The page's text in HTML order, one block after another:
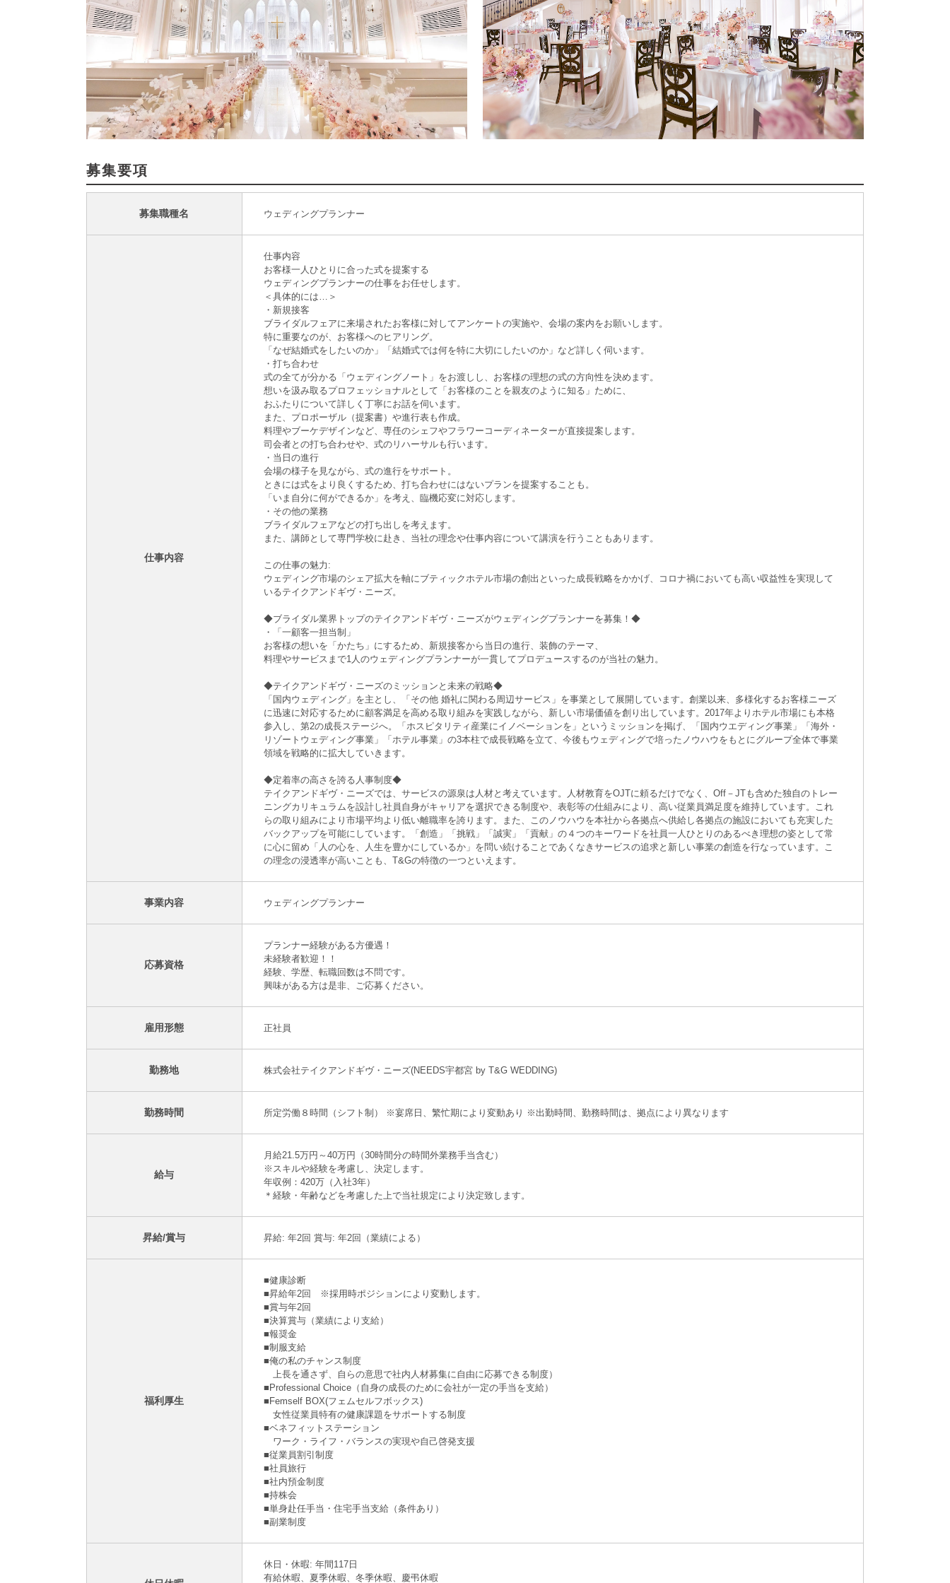
募集要項
募集職種名 ウェディングプランナー
仕事内容
仕事内容
お客様一人ひとりに合った式を提案する
ウェディングプランナーの仕事をお任せします。
＜具体的には…＞
・新規接客
ブライダルフェアに来場されたお客様に対してアンケートの実施や、会場の案内をお願いします。
特に重要なのが、お客様へのヒアリング。
「なぜ結婚式をしたいのか」「結婚式では何を特に大切にしたいのか」など詳しく伺います。
・打ち合わせ
式の全てが分かる「ウェディングノート」をお渡しし、お客様の理想の式の方向性を決めます。
想いを汲み取るプロフェッショナルとして「お客様のことを親友のように知る」ために、
おふたりについて詳しく丁寧にお話を伺います。
また、プロポーザル（提案書）や進行表も作成。
料理やブーケデザインなど、専任のシェフやフラワーコーディネーターが直接提案します。
司会者との打ち合わせや、式のリハーサルも行います。
・当日の進行
会場の様子を見ながら、式の進行をサポート。
ときには式をより良くするため、打ち合わせにはないプランを提案することも。
「いま自分に何ができるか」を考え、臨機応変に対応します。
・その他の業務
ブライダルフェアなどの打ち出しを考えます。
また、講師として専門学校に赴き、当社の理念や仕事内容について講演を行うこともあります。
この仕事の魅力:
ウェディング市場のシェア拡大を軸にブティックホテル市場の創出といった成長戦略をかかげ、コロナ禍においても高い収益性を実現して
いるテイクアンドギヴ・ニーズ。
◆ブライダル業界トップのテイクアンドギヴ・ニーズがウェディングプランナーを募集！◆
・「一顧客一担当制」
お客様の想いを「かたち」にするため、新規接客から当日の進行、装飾のテーマ、
料理やサービスまで1人のウェディングプランナーが一貫してプロデュースするのが当社の魅力。
◆テイクアンドギヴ・ニーズのミッションと未来の戦略◆
「国内ウェディング」を主とし、「その他 婚礼に関わる周辺サービス」を事業として展開しています。創業以来、多様化するお客様ニーズ
に迅速に対応するために顧客満足を高める取り組みを実践しながら、新しい市場価値を創り出しています。2017年よりホテル市場にも本格
参入し、第2の成長ステージへ。「ホスピタリティ産業にイノベーションを」というミッションを掲げ、「国内ウエディング事業」「海外・
リゾートウェディング事業」「ホテル事業」の3本柱で成長戦略を立て、今後もウェディングで培ったノウハウをもとにグループ全体で事業
領域を戦略的に拡大していきます。
◆定着率の高さを誇る人事制度◆
テイクアンドギヴ・ニーズでは、サービスの源泉は人材と考えています。人材教育をOJTに頼るだけでなく、Off－JTも含めた独自のトレー
ニングカリキュラムを設計し社員自身がキャリアを選択できる制度や、表彰等の仕組みにより、高い従業員満足度を維持しています。これ
らの取り組みにより市場平均より低い離職率を誇ります。また、このノウハウを本社から各拠点へ供給し各拠点の施設においても充実した
バックアップを可能にしています。「創造」「挑戦」「誠実」「貢献」の４つのキーワードを社員一人ひとりのあるべき理想の姿として常
に心に留め「人の心を、人生を豊かにしているか」を問い続けることであくなきサービスの追求と新しい事業の創造を行なっています。こ
の理念の浸透率が高いことも、T&Gの特徴の一つといえます。
事業内容 ウェディングプランナー
応募資格
プランナー経験がある方優遇！
未経験者歓迎！！
経験、学歴、転職回数は不問です。
興味がある方は是非、ご応募ください。
雇用形態 正社員
勤務地 株式会社テイクアンドギヴ・ニーズ(NEEDS宇都宮 by T&G WEDDING)
勤務時間 所定労働８時間（シフト制） ※宴席日、繁忙期により変動あり ※出勤時間、勤務時間は、拠点により異なります
給与
月給21.5万円～40万円（30時間分の時間外業務手当含む）
※スキルや経験を考慮し、決定します。
年収例：420万（入社3年）
＊経験・年齢などを考慮した上で当社規定により決定致します。
昇給/賞与 昇給: 年2回 賞与: 年2回（業績による）
福利厚生
■健康診断
■昇給年2回 ※採⽤時ポジションにより変動します。
■賞与年2回
■決算賞与（業績により⽀給）
■報奨⾦
■制服支給
■俺の私のチャンス制度
上長を通さず、自らの意思で社内人材募集に自由に応募できる制度）
■Professional Choice（自身の成長のために会社が⼀定の手当を支給）
■Femself BOX(フェムセルフボックス)
女性従業員特有の健康課題をサポートする制度
■ベネフィットステーション
ワーク・ライフ・バランスの実現や自己啓発支援
■従業員割引制度
■社員旅⾏
■社内預⾦制度
■持株会
■単身赴任手当・住宅手当支給（条件あり）
■副業制度
休日・休暇: 年間117日
有給休暇、夏季休暇、冬季休暇、慶弔休暇